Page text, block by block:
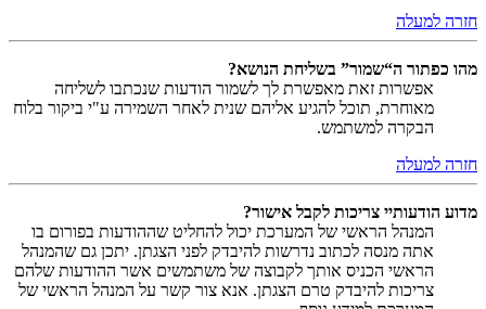
חזרה למעלה
מהו כפתור ה“שמור” בשליחת הנושא?
אפשרות זאת מאפשרת לך לשמור הודעות שנכתבו לשליחה
מאוחרת, תוכל להגיע אליהם שנית לאחר השמירה ע"י ביקור בלוח
הבקרה למשתמש.
חזרה למעלה
מדוע הודעותיי צריכות לקבל אישור?
המנהל הראשי של המערכת יכול להחליט שההודעות בפורום בו
אתה מנסה לכתוב נדרשות להיבדק לפני הצגתן. יתכן גם שהמנהל
הראשי הכניס אותך לקבוצה של משתמשים אשר ההודעות שלהם
צריכות להיבדק טרם הצגתן. אנא צור קשר על המנהל הראשי של